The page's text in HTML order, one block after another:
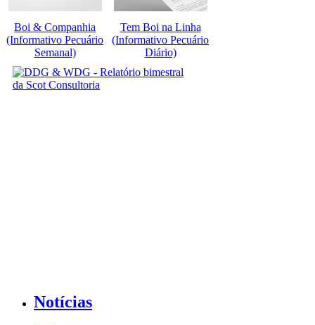
Boi & Companhia
(Informativo Pecuário
Semanal)
Tem Boi na Linha
(Informativo Pecuário
Diário)
Notícias